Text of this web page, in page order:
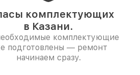
комплектующих
в Казани.
комплектующие
подготовлены — ремонт
начинаем сразу.